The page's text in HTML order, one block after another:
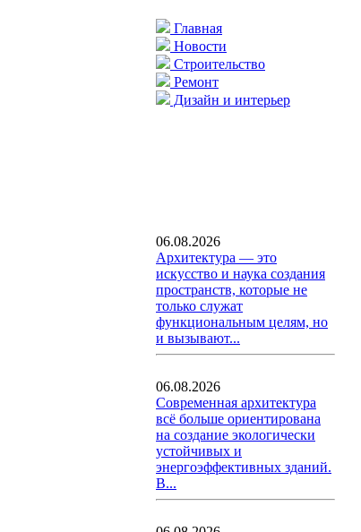
Главная
Новости
Строительство
Ремонт
Дизайн и интерьер
06.08.2026
Архитектура — это
искусство и наука создания
пространств, которые не
только служат
функциональным целям, но
и вызывают...
06.08.2026
Современная архитектура
всё больше ориентирована
на создание экологически
устойчивых и
энергоэффективных зданий.
В...